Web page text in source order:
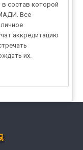
состав которой
Все
аккредитацию
их.